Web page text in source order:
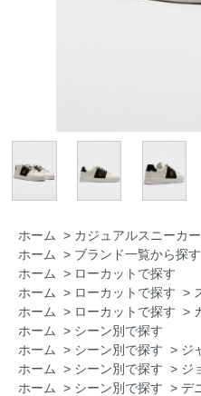
ホーム > カジュアルスニーカー
ホーム
> ブランド一覧から探す
ホーム
> ローカットで探す
ホーム
> ローカットで探す >
ホーム
> ローカットで探す >
ホーム
> シーン別で探す
ホーム
> シーン別で探す > ジ
ホーム
> シーン別で探す > ジ
ホーム
> シーン別で探す > デ